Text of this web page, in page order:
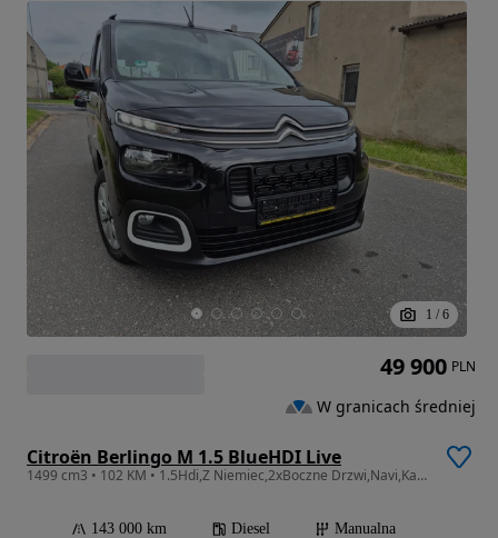
1 / 6
Citroën Berlingo M 1.5 BlueHDI Live
1499 cm3 • 102 KM • 1.5Hdi,Z Niemiec,2xBoczne Drzwi,Navi,Kamera,Serwis!
143 000 km Diesel
Manualna
49 900 PLN
W granicach średniej